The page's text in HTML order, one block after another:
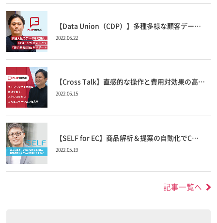
【Data Union（CDP）】多種多様な顧客デー…
2022.06.22
【Cross Talk】直感的な操作と費用対効果の高…
2022.06.15
【SELF for EC】商品解析＆提案の自動化でC…
2022.05.19
記事一覧へ